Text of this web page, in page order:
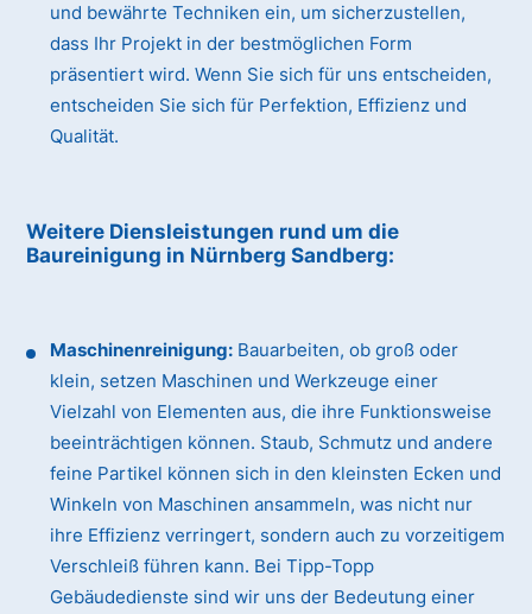
und bewährte Techniken ein, um sicherzustellen,
dass Ihr Projekt in der bestmöglichen Form
präsentiert wird. Wenn Sie sich für uns entscheiden,
entscheiden Sie sich für Perfektion, Effizienz und
Qualität.
Weitere Diensleistungen rund um die
Baureinigung in Nürnberg Sandberg:
Maschinenreinigung: Bauarbeiten, ob groß oder
klein, setzen Maschinen und Werkzeuge einer
Vielzahl von Elementen aus, die ihre Funktionsweise
beeinträchtigen können. Staub, Schmutz und andere
feine Partikel können sich in den kleinsten Ecken und
Winkeln von Maschinen ansammeln, was nicht nur
ihre Effizienz verringert, sondern auch zu vorzeitigem
Verschleiß führen kann. Bei Tipp-Topp
Gebäudedienste sind wir uns der Bedeutung einer